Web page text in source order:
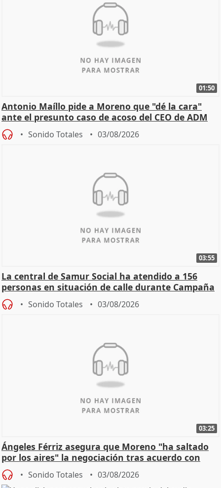
01:50
Antonio Maíllo pide a Moreno que "dé la cara"
ante el presunto caso de acoso del CEO de ADM
Sonido Totales 03/08/2026
03:55
La central de Samur Social ha atendido a 156
personas en situación de calle durante Campaña
de Calor
Sonido Totales 03/08/2026
03:25
Ángeles Férriz asegura que Moreno "ha saltado
por los aires" la negociación tras acuerdo con
SMA
Sonido Totales 03/08/2026